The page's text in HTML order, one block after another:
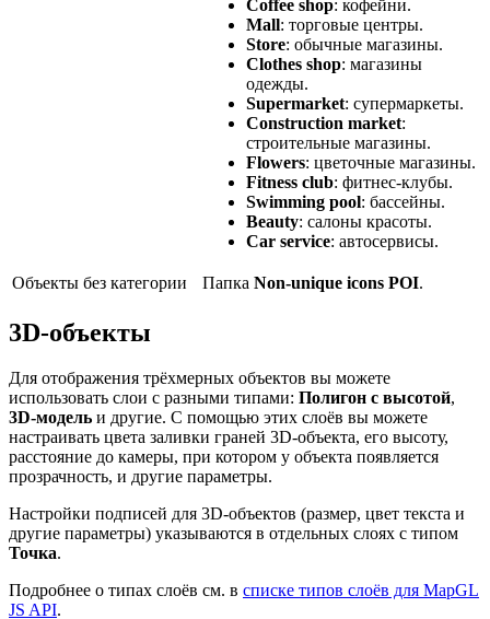
Coffee shop: кофейни.
Mall: торговые центры.
Store: обычные магазины.
Clothes shop: магазины
одежды.
Supermarket: супермаркеты.
Construction market:
строительные магазины.
Flowers: цветочные магазины.
Fitness club: фитнес-клубы.
Swimming pool: бассейны.
Beauty: салоны красоты.
Car service: автосервисы.
Объекты без категории Папка Non-unique icons POI.
3D-объекты
Для отображения трёхмерных объектов вы можете
использовать слои с разными типами: Полигон с высотой,
3D-модель и другие. С помощью этих слоёв вы можете
настраивать цвета заливки граней 3D-объекта, его высоту,
расстояние до камеры, при котором у объекта появляется
прозрачность, и другие параметры.
Настройки подписей для 3D-объектов (размер, цвет текста и
другие параметры) указываются в отдельных слоях с типом
Точка.
Подробнее о типах слоёв см. в списке типов слоёв для MapGL
JS API.